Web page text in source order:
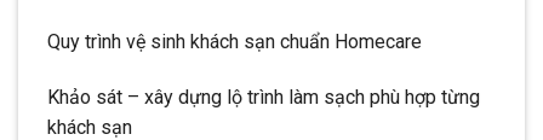
Quy trình vệ sinh khách sạn chuẩn Homecare
Khảo sát – xây dựng lộ trình làm sạch phù hợp từng
khách sạn